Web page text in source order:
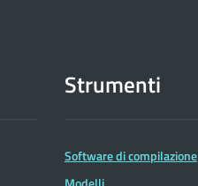
Strumenti
Software di compilazione